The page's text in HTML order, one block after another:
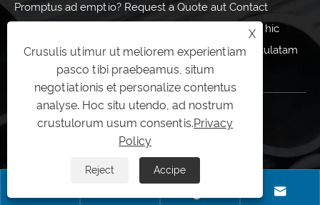
Promptus ad emptio? Request a Quote aut Contact
Shuangsen Hodie. Nostrum scientissimo dolor est hic
providere cum optimis solutions pro vestra immaculatam
ferro pipe requisita. Lets opus simul.
NOBIS LOQUERE
sales@shuangsenss.com

X
Crusulis utimur ut meliorem experientiam
pasco tibi praebeamus, situm
negotiationis et personalize contentus
analyse. Hoc situ utendo, ad nostrum
crustulorum usum consentis.Privacy
Policy
Reject Accipe